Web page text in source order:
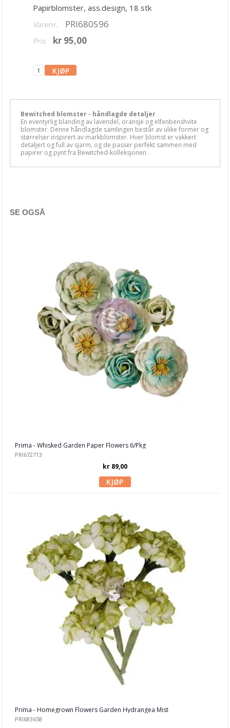
Stæsj & pynt
Alfabet
Bling & glitter
Blomster
Papirdesign blomster
Prima blomster
Blondeservietter
Brads & Eyelets
Washitape & Dekortape
Klistremerker
Knapper
Tim Holtz Idea-ology
Blekk, maling & tusj
Embossing
Tags, papirposer & dekorering
Stanseverktøy & tilbehør
Papir & Spesialpapir
Kreative sett
Scrapbooking & lommescrapping
Vokssegl & tilbehør
Lim & Verktøy
Papirblomster, ass.design, 18 stk
Varenr. PRI680596
Pris kr 95,00
Bewitched blomster - håndlagde detaljer
En eventyrlig blanding av lavendel, oransje og elfenbenshvite
blomster. Denne håndlagde samlingen består av ulike former og
størrelser inspirert av markblomster. Hver blomst er vakkert
detaljert og full av sjarm, og de passer perfekt sammen med
papirer og pynt fra Bewitched-kolleksjonen.
SE OGSÅ
Prima - Whisked Garden Paper Flowers 6/Pkg
PRI672713
kr 89,00
Prima - Homegrown Flowers Garden Hydrangea Mist
PRI683658